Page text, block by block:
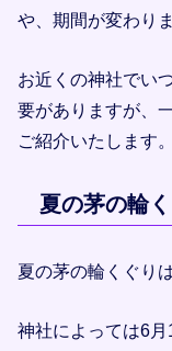
や、期間が変わりま
お近くの神社でい
要がありますが、
ご紹介いたします。
夏の茅の輪
夏の茅の輪くぐり
神社によっては6月